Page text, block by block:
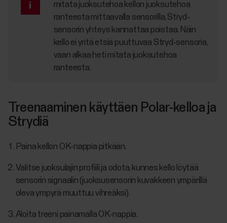
mitata juoksutehoa kellon juoksutehoa
ranteesta mittaavalla sensorilla, Stryd-
sensorin yhteys kannattaa poistaa. Näin
kello ei yritä etsiä puuttuvaa Stryd-sensoria,
vaan alkaa heti mitata juoksutehoa
ranteesta.
Treenaaminen käyttäen Polar-kelloa ja
Strydiä
Paina kellon OK-nappia pitkään.
Valitse juoksulajin profiili ja odota, kunnes kello löytää
sensorin signaalin (juoksusensorin kuvakkeen ympärillä
oleva ympyrä muuttuu vihreäksi).
Aloita treeni painamalla OK-nappia.